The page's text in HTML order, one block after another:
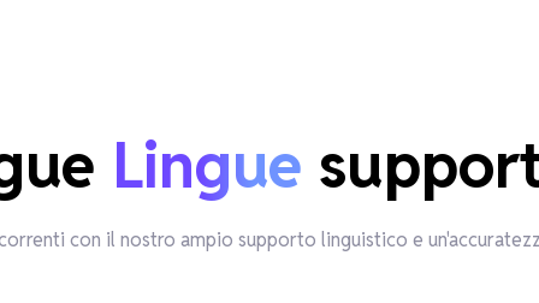
Lingue
con il nostro ampio supporto linguistico e